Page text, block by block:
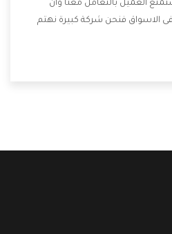
العميل بالتعامل معنا وان
الاسواق فنحن شركة كبيرة نهتم
الصيانة التى تكون من أهم